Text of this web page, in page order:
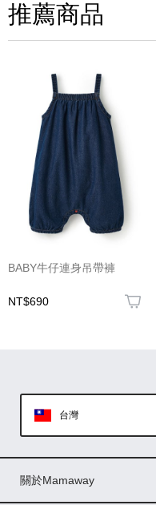
(圖片格式限jpg、jpeg)
推薦商品
BABY牛仔連身吊帶褲
NT$690
台灣
印尼
關於Mamaway
門市據點
最新消息
品牌故事
人力招募
媒體花絮
隱私權聲明
CSR企業社會責任